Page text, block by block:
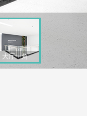
大厅一角